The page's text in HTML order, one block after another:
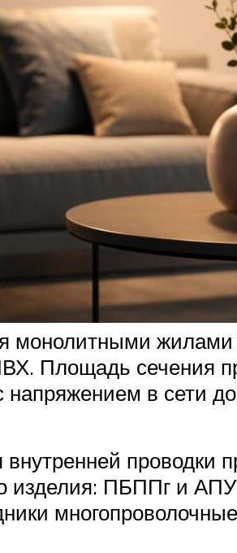
монолитными
Площадь сечения
напряжением в сети
внутренней
ПБППг и